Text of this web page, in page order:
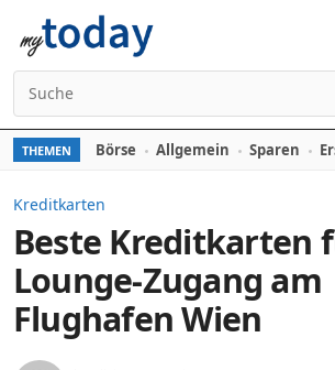
Zum Inhalt springen
Suchen nach:
THEMEN Börse Allgemein Sparen
Kreditkarten
Beste Kreditkarten
Lounge-Zugang am
Flughafen Wien